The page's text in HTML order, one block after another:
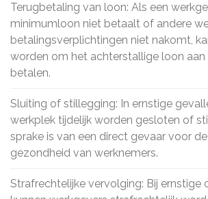
Terugbetaling van loon: Als een
minimumloon niet betaalt of andere
betalingsverplichtingen niet nakomt,
worden om het achterstallige loon
betalen.
Sluiting of stillegging: In ernstige
werkplek tijdelijk worden gesloten of
sprake is van een direct gevaar voor
gezondheid van werknemers.
Strafrechtelijke vervolging: Bij ernstige